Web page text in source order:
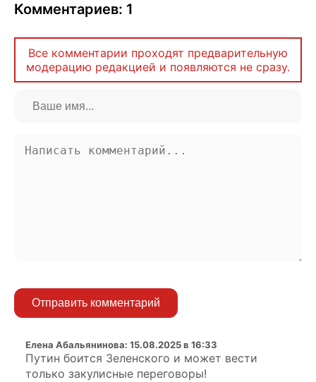
Комментариев: 1
Все комментарии проходят предварительную
модерацию редакцией и появляются не сразу.
Отправить комментарий
Елена Абальянинова: 15.08.2025 в 16:33
Путин боится Зеленского и может вести
только закулисные переговоры!